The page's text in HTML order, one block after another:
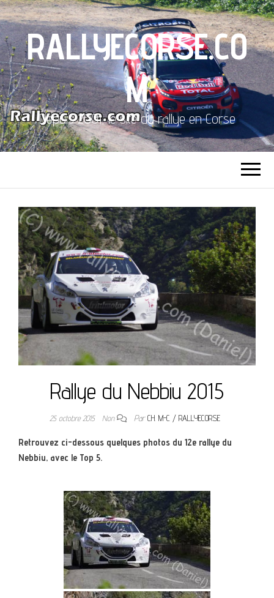
RALLYECORSE.CO
M
Depuis 2001, le site du rallye en Corse
Rallye du Nebbiu 2015
25 octobre 2015 Non ParCH. M-C / RALLYECORSE
Retrouvez ci-dessous quelques photos du 12e rallye du
Nebbiu, avec le Top 5.